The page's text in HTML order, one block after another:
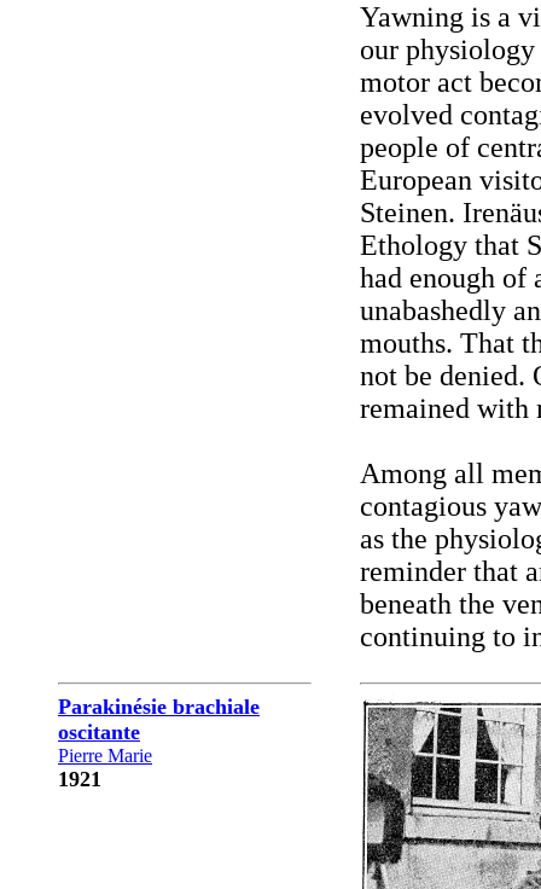
Yawning is a
our
motor act
evolved
people of
European
Steinen.
Ethology that
had enough of
unabashedly
mouths. That
not be denied.
remained with
Among all
contagious
as the
reminder that
beneath the
continuing to
Parakinésie brachiale
oscitante
Pierre Marie
1921